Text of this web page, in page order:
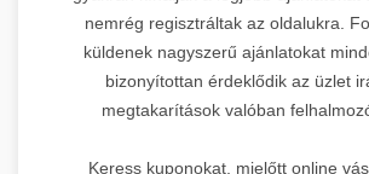
nemrég regisztráltak az oldalukra.
küldenek nagyszerű ajánlatokat
bizonyítottan érdeklődik az üzlet
megtakarítások valóban
Keress kuponokat, mielőtt online